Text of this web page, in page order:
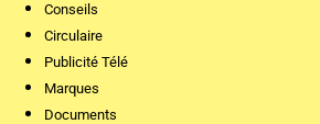
Conseils
Circulaire
Publicité Télé
Marques
Documents